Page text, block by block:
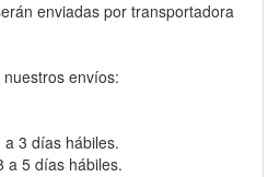
enviadas por transportadora
envíos:
a 3 días hábiles.
a 5 días hábiles.